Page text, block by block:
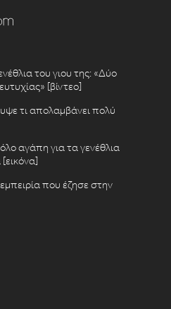
του γιου της: «Δύο
[βίντεο]
τι απολαμβάνει πολύ
αγάπη για τα γενέθλια
που έζησε στην